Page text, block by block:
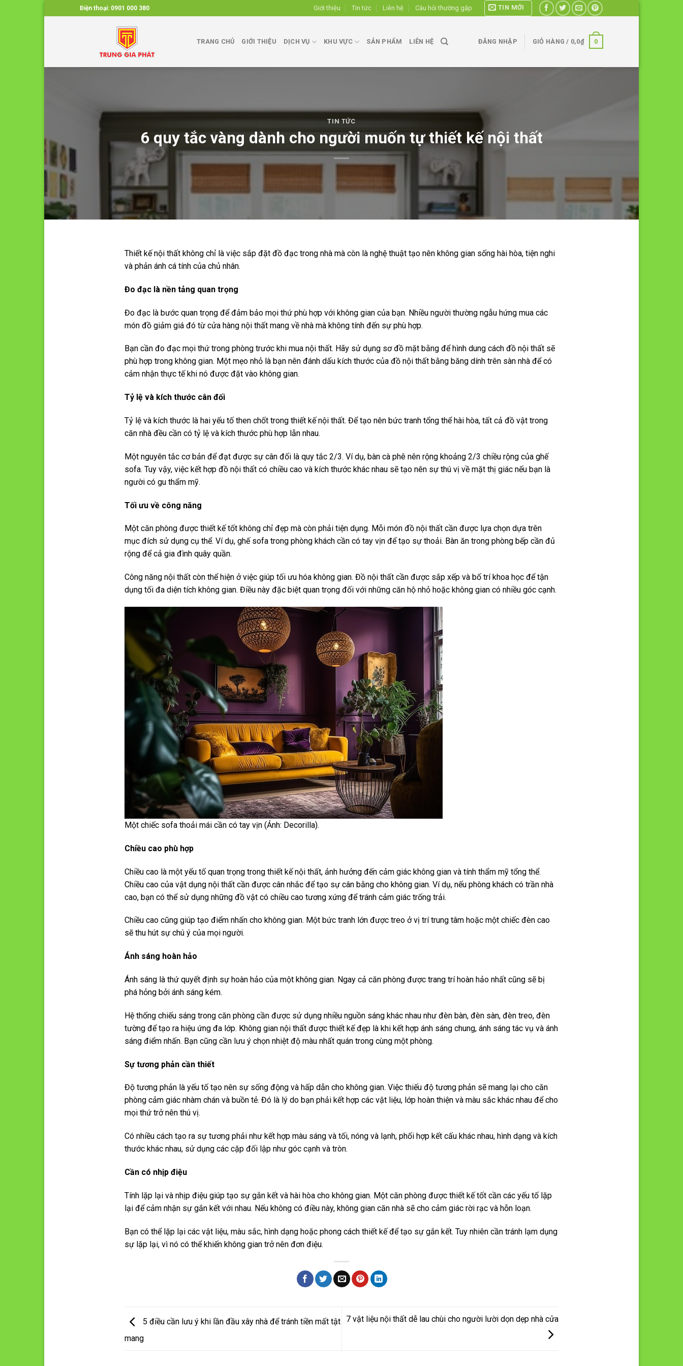
to
Điện thoại: 0901 000 380 Giới thiệu Tin tức Liên hệ Câu hỏi thường gặp TIN MỚI
TRANG CHỦ GIỚI THIỆU DỊCH VỤ KHU VỰC SẢN PHẨM LIÊN HỆ ĐĂNG NHẬP GIỎ HÀNG / 0,0₫ 0
TIN TỨC
6 quy tắc vàng dành cho người muốn tự thiết kế nội thất
Thiết kế nội thất không chỉ là việc sắp đặt đồ đạc trong nhà mà còn là nghệ thuật tạo nên không gian sống hài hòa, tiện nghi
và phản ánh cá tính của chủ nhân.
Đo đạc là nền tảng quan trọng
Đo đạc là bước quan trọng để đảm bảo mọi thứ phù hợp với không gian của bạn. Nhiều người thường ngẫu hứng mua các
món đồ giảm giá đó từ cửa hàng nội thất mang về nhà mà không tính đến sự phù hợp.
Bạn cần đo đạc mọi thứ trong phòng trước khi mua nội thất. Hãy sử dụng sơ đồ mặt bằng để hình dung cách đồ nội thất sẽ
phù hợp trong không gian. Một mẹo nhỏ là bạn nên đánh dấu kích thước của đồ nội thất bằng băng dính trên sàn nhà để có
cảm nhận thực tế khi nó được đặt vào không gian.
Tỷ lệ và kích thước cân đối
Tỷ lệ và kích thước là hai yếu tố then chốt trong thiết kế nội thất. Để tạo nên bức tranh tổng thể hài hòa, tất cả đồ vật trong
căn nhà đều cần có tỷ lệ và kích thước phù hợp lẫn nhau.
Một nguyên tắc cơ bản để đạt được sự cân đối là quy tắc 2/3. Ví dụ, bàn cà phê nên rộng khoảng 2/3 chiều rộng của ghế
sofa. Tuy vậy, việc kết hợp đồ nội thất có chiều cao và kích thước khác nhau sẽ tạo nên sự thú vị về mặt thị giác nếu bạn là
người có gu thẩm mỹ.
Tối ưu về công năng
Một căn phòng được thiết kế tốt không chỉ đẹp mà còn phải tiện dụng. Mỗi món đồ nội thất cần được lựa chọn dựa trên
mục đích sử dụng cụ thể. Ví dụ, ghế sofa trong phòng khách cần có tay vịn để tạo sự thoải. Bàn ăn trong phòng bếp cần đủ
rộng để cả gia đình quây quần.
Công năng nội thất còn thể hiện ở việc giúp tối ưu hóa không gian. Đồ nội thất cần được sắp xếp và bố trí khoa học để tận
dụng tối đa diện tích không gian. Điều này đặc biệt quan trọng đối với những căn hộ nhỏ hoặc không gian có nhiều góc cạnh.
Một chiếc sofa thoải mái cần có tay vịn (Ảnh: Decorilla).
Chiều cao phù hợp
Chiều cao là một yếu tố quan trọng trong thiết kế nội thất, ảnh hưởng đến cảm giác không gian và tính thẩm mỹ tổng thể.
Chiều cao của vật dụng nội thất cần được cân nhắc để tạo sự cân bằng cho không gian. Ví dụ, nếu phòng khách có trần nhà
cao, bạn có thể sử dụng những đồ vật có chiều cao tương xứng để tránh cảm giác trống trải.
Chiều cao cũng giúp tạo điểm nhấn cho không gian. Một bức tranh lớn được treo ở vị trí trung tâm hoặc một chiếc đèn cao
sẽ thu hút sự chú ý của mọi người.
Ánh sáng hoàn hảo
Ánh sáng là thứ quyết định sự hoàn hảo của một không gian. Ngay cả căn phòng được trang trí hoàn hảo nhất cũng sẽ bị
phá hỏng bởi ánh sáng kém.
Hệ thống chiếu sáng trong căn phòng cần được sử dụng nhiều nguồn sáng khác nhau như đèn bàn, đèn sàn, đèn treo, đèn
tường để tạo ra hiệu ứng đa lớp. Không gian nội thất được thiết kế đẹp là khi kết hợp ánh sáng chung, ánh sáng tác vụ và ánh
sáng điểm nhấn. Bạn cũng cần lưu ý chọn nhiệt độ màu nhất quán trong cùng một phòng.
Sựtương phản cần thiết
Độ tương phản là yếu tố tạo nên sự sống động và hấp dẫn cho không gian. Việc thiếu độ tương phản sẽ mang lại cho căn
phòng cảm giác nhàm chán và buồn tẻ. Đó là lý do bạn phải kết hợp các vật liệu, lớp hoàn thiện và màu sắc khác nhau để cho
mọi thứ trở nên thú vị.
Có nhiều cách tạo ra sự tương phải như kết hợp màu sáng và tối, nóng và lạnh, phối hợp kết cấu khác nhau, hình dạng và kích
thước khác nhau, sử dụng các cặp đối lập như góc cạnh và tròn.
Cần có nhịp điệu
Tính lặp lại và nhịp điệu giúp tạo sự gắn kết và hài hòa cho không gian. Một căn phòng được thiết kế tốt cần các yếu tố lặp
lại để cảm nhận sự gắn kết với nhau. Nếu không có điều này, không gian căn nhà sẽ cho cảm giác rời rạc và hỗn loạn.
Bạn có thể lặp lại các vật liệu, màu sắc, hình dạng hoặc phong cách thiết kế để tạo sự gắn kết. Tuy nhiên cần tránh lạm dụng
sự lặp lại, vì nó có thể khiến không gian trở nên đơn điệu.
5 điều cần lưu ý khi lần đầu xây nhà để tránh tiền mất tật
mang
7 vật liệu nội thất dễ lau chùi cho người lười dọn dẹp nhà cửa